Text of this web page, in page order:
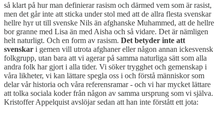
så klart på hur man definierar rasism och därmed vem som är rasist,
men det går inte att sticka under stol med att de allra flesta svenskar
hellre hyr ut till svenske Nils än afghanske Muhammed, att de hellre
bor granne med Lisa än med Aisha och så vidare. Det är nämligen
helt naturligt. Och en form av rasism. Det betyder inte att
svenskar i gemen vill utrota afghaner eller någon annan ickesvensk
folkgrupp, utan bara att vi agerar på samma naturliga sätt som alla
andra folk har gjort i alla tider. Vi söker trygghet och gemenskap i
våra likheter, vi kan lättare spegla oss i och förstå människor som
delar vår historia och våra referensramar - och vi har mycket lättare
att tolka sociala koder från någon av samma ursprung som vi själva.
Kristoffer Appelquist avslöjar sedan att han inte förstått ett jota: